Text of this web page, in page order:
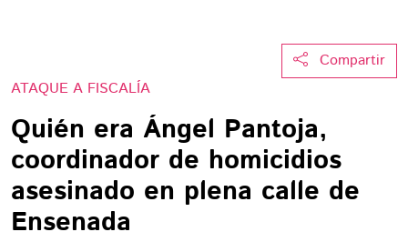
Compartir
ATAQUE A FISCALÍA
Quién era Ángel Pantoja,
coordinador de homicidios
asesinado en plena calle de
Ensenada